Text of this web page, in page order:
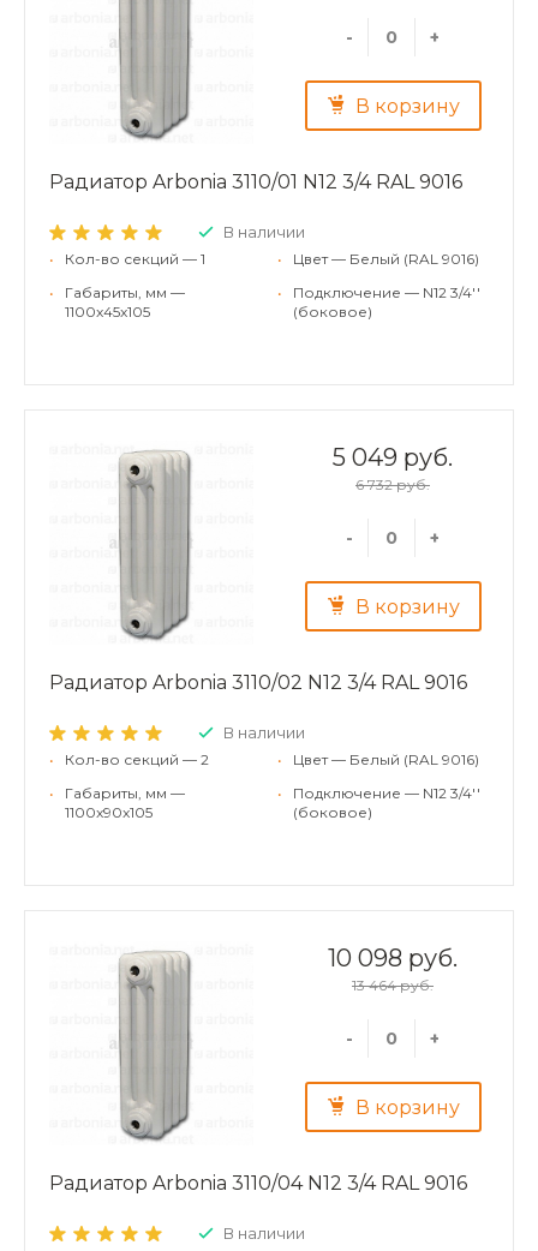
- +
В корзину
Радиатор Arbonia 3110/01 N12 3/4 RAL 9016
В наличии
•
Кол-во секций — 1
•
Габариты, мм —
1100x45x105
•
Цвет — Белый (RAL 9016)
•
Подключение — N12 3/4''
(боковое)
5 049 руб.
6 732 руб.
- +
В корзину
Радиатор Arbonia 3110/02 N12 3/4 RAL 9016
В наличии
•
Кол-во секций — 2
•
Габариты, мм —
1100x90x105
•
Цвет — Белый (RAL 9016)
•
Подключение — N12 3/4''
(боковое)
10 098 руб.
13 464 руб.
- +
В корзину
Радиатор Arbonia 3110/04 N12 3/4 RAL 9016
В наличии